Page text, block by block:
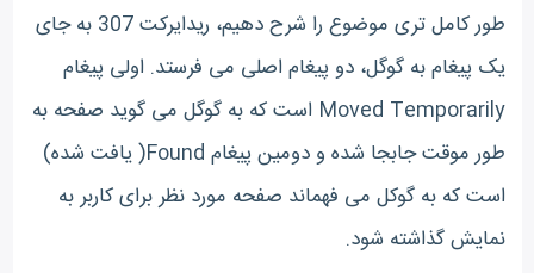
طور کامل تری موضوع را شرح دهیم، ریدایرکت 307 به جای
یک پیغام به گوگل، دو پیغام اصلی می فرستد. اولی پیغام
Moved Temporarily است که به گوگل می گوید صفحه به
طور موقت جابجا شده و دومین پیغام Found( یافت شده)
است که به گوکل می فهماند صفحه مورد نظر برای کاربر به
نمایش گذاشته شود.